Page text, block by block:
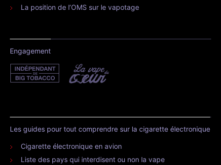
La position de l’OMS sur le vapotage
Engagement
Les guides pour tout comprendre sur la cigarette électronique
Cigarette électronique en avion
Liste des pays qui interdisent ou non la vape